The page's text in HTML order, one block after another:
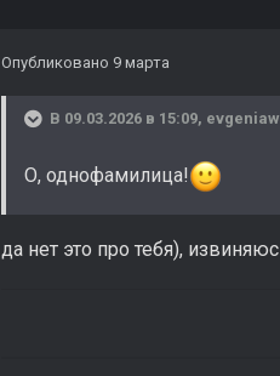
Опубликовано 9 марта
В 09.03.2026 в 15:09,
О, однофамилица!
да нет это про тебя),